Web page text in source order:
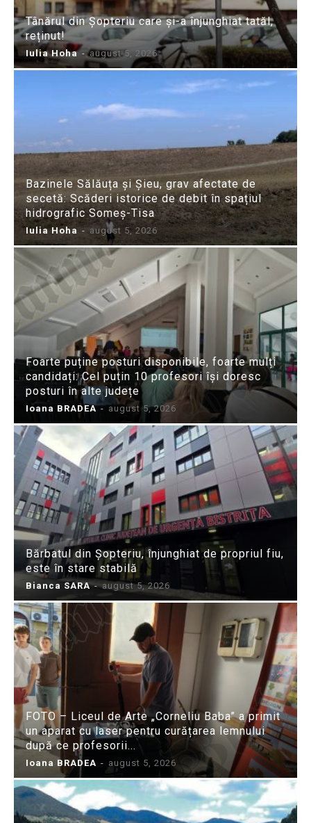
Tânărul din Șopteriu care și-a înjunghiat tatăl,
reținut!
Iulia Hoha - august 5, 2026
Bazinele Sălăuța și Șieu, grav afectate de
secetă: Scăderi istorice de debit în spațiul
hidrografic Someș-Tisa
Iulia Hoha - august 5, 2026
Foarte puține posturi disponibile, foarte mulți
candidați: Cel puțin 10 profesori își doresc
posturi în alte județe
Ioana BRADEA - august 5, 2026
Bărbatul din Șopteriu, înjunghiat de propriul fiu,
este în stare stabilă
Bianca SARA - august 5, 2026
FOTO – Liceul de Arte „Corneliu Baba” a primit
un aparat cu laser pentru curățarea lemnului
după ce profesorii...
Ioana BRADEA - august 5, 2026